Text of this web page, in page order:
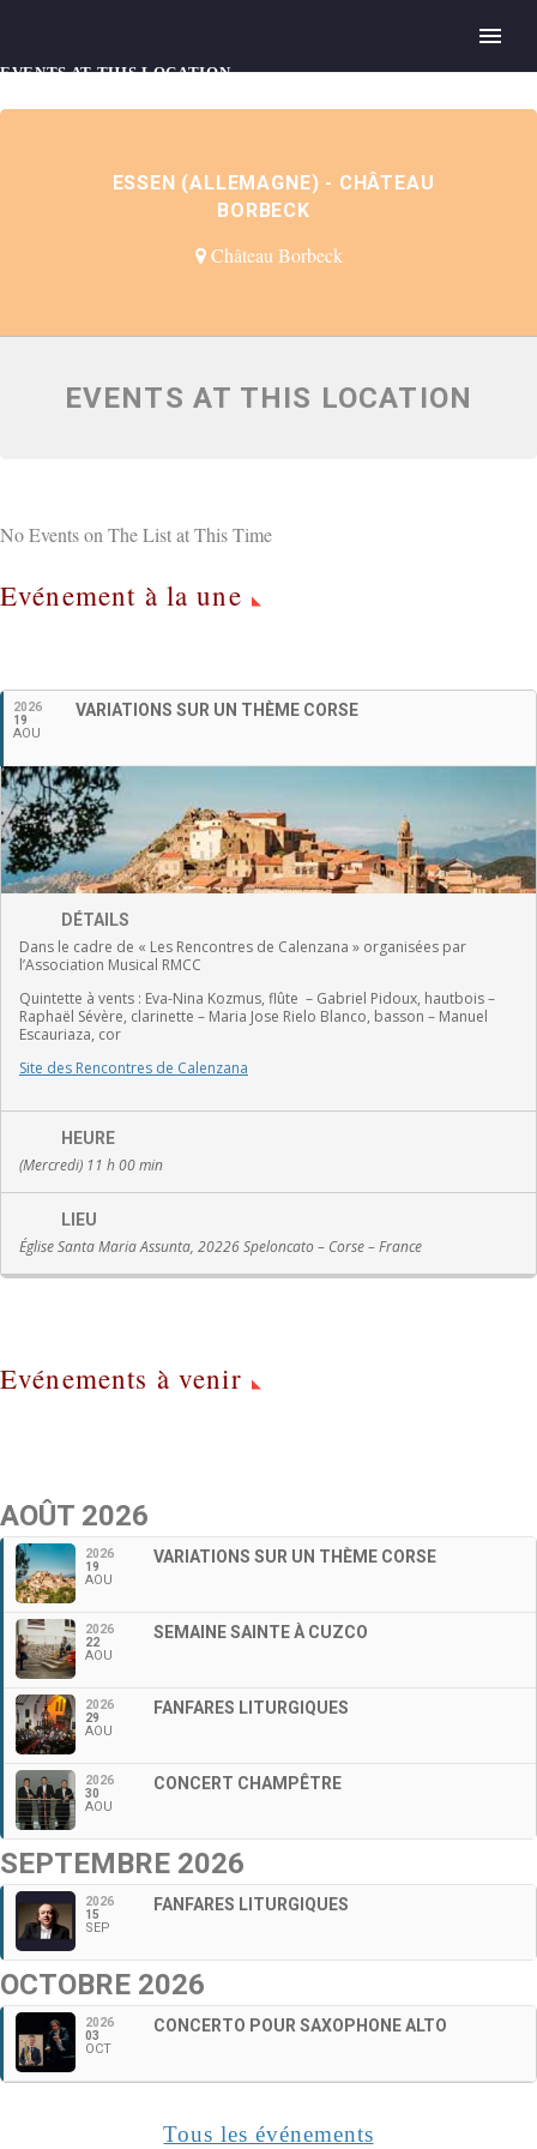
Français
EVENTS AT THIS LOCATION
ESSEN (ALLEMAGNE) - CHÂTEAU
BORBECK
Château Borbeck
EVENTS AT THIS LOCATION
No Events on The List at This Time
Evénement à la une
2026
19
AOU
VARIATIONS SUR UN THÈME CORSE
DÉTAILS
Dans le cadre de « Les Rencontres de Calenzana » organisées par
l’Association Musical RMCC
Quintette à vents : Eva-Nina Kozmus, flûte – Gabriel Pidoux, hautbois –
Raphaël Sévère, clarinette – Maria Jose Rielo Blanco, basson – Manuel
Escauriaza, cor
Site des Rencontres de Calenzana
HEURE
(Mercredi) 11 h 00 min
LIEU
Église Santa Maria Assunta, 20226 Speloncato – Corse – France
Evénements à venir
AOÛT 2026
2026
19
AOU
VARIATIONS SUR UN THÈME CORSE
2026
22
AOU
SEMAINE SAINTE À CUZCO
2026
29
AOU
FANFARES LITURGIQUES
2026
30
AOU
CONCERT CHAMPÊTRE
SEPTEMBRE 2026
2026
15
SEP
FANFARES LITURGIQUES
OCTOBRE 2026
2026
03
OCT
CONCERTO POUR SAXOPHONE ALTO
Tous les événements